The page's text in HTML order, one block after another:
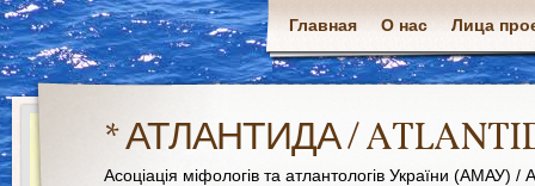
Главная О нас Лица
* АТЛАНТИДА /
Асоціація міфологів та атлантологів України